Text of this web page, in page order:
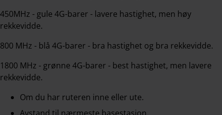
450MHz - gule 4G-barer - lavere hastighet, men høy
rekkevidde.
800 MHz - blå 4G-barer - bra hastighet og bra rekkevidde.
1800 MHz - grønne 4G-barer - best hastighet, men lavere
rekkevidde.
Om du har ruteren inne eller ute.